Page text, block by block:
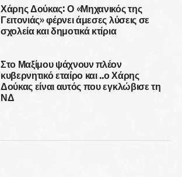
Χάρης Δούκας: Ο «Μηχανικός της
Γειτονιάς» φέρνει άμεσες λύσεις σε
σχολεία και δημοτικά κτίρια
Στο Μαξίμου ψάχνουν πλέον
κυβερνητικό εταίρο και ..ο Χάρης
Δούκας είναι αυτός που εγκλώβισε τη
ΝΔ